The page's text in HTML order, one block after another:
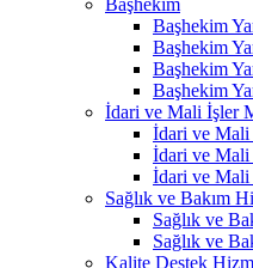
Başhekim
Başhekim
Başhekim
Başhekim
İdari ve Mali İşler
İdari ve Mali
İdari ve Mali
İdari ve Mali
Sağlık ve Bakım
Sağlık ve
Sağlık ve
Kalite Destek